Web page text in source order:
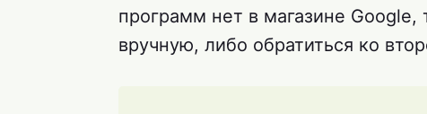
программ нет в магазине Google,
вручную, либо обратиться ко